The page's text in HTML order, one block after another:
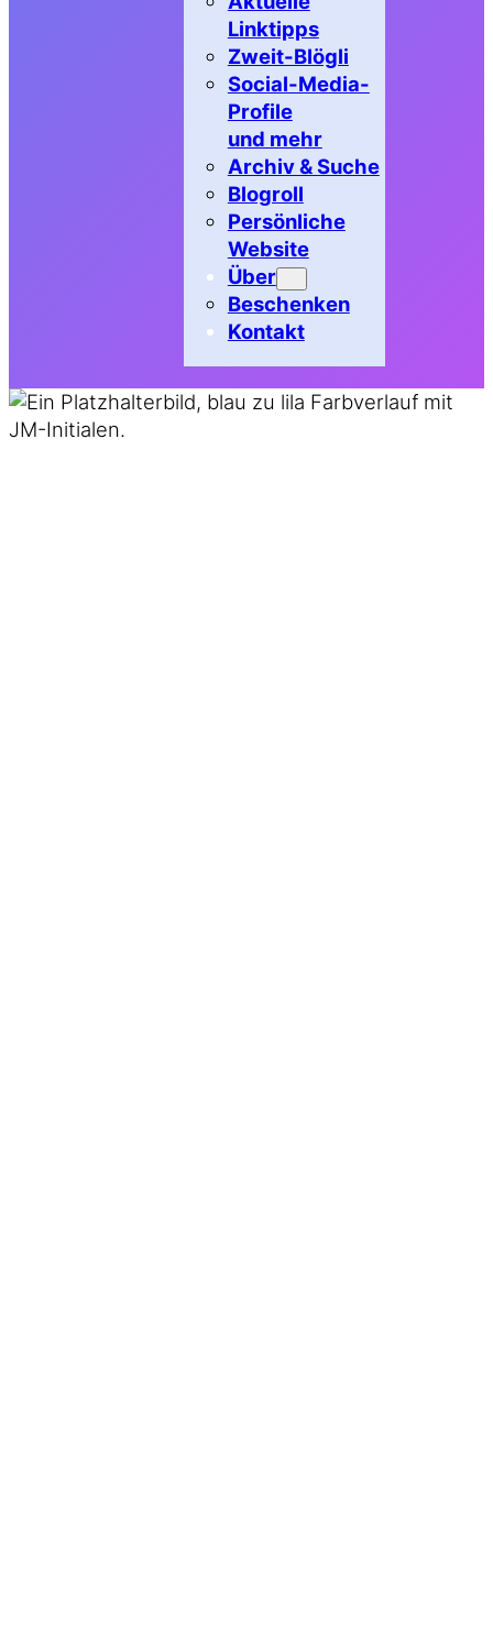
Linktipps
Zweit-Blögli
Social-Media-
Profile
und mehr
Archiv & Suche
Blogroll
Persönliche
Website
Über
Beschenken
Kontakt